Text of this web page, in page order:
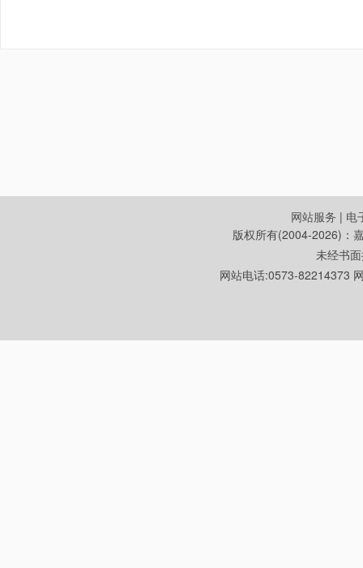
网站服务 | 电
版权所有(2004-2026)：
未经书
网站电话:0573-82214373